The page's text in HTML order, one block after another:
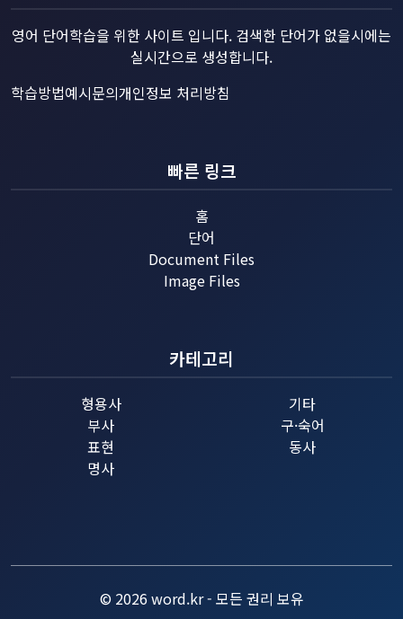
영어 단어학습을 위한 사이트 입니다. 검색한 단어가 없을시에는
실시간으로 생성합니다.
학습방법예시문의개인정보 처리방침
빠른 링크
홈
단어
Document Files
Image Files
카테고리
형용사
부사
표현
명사
기타
구·숙어
동사
© 2026 word.kr - 모든 권리 보유